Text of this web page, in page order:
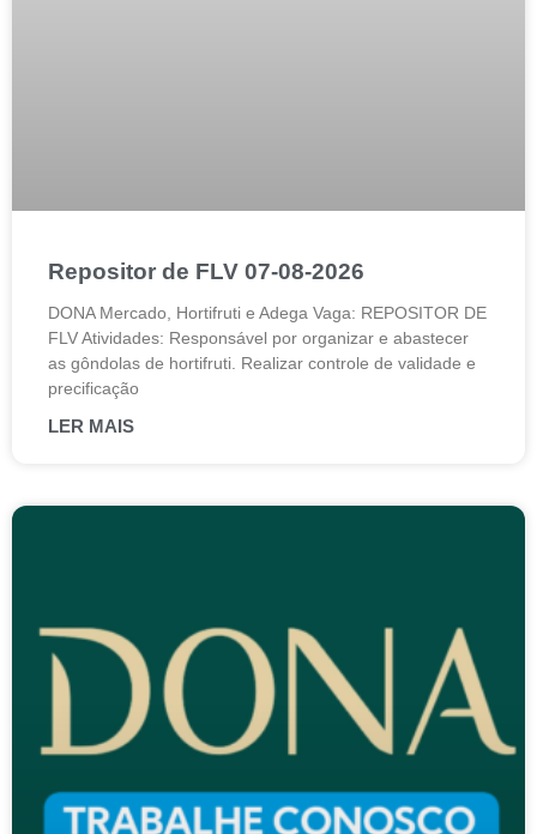
Repositor de FLV 07-08-2026
DONA Mercado, Hortifruti e Adega Vaga: REPOSITOR DE
FLV Atividades: Responsável por organizar e abastecer
as gôndolas de hortifruti. Realizar controle de validade e
precificação
LER MAIS